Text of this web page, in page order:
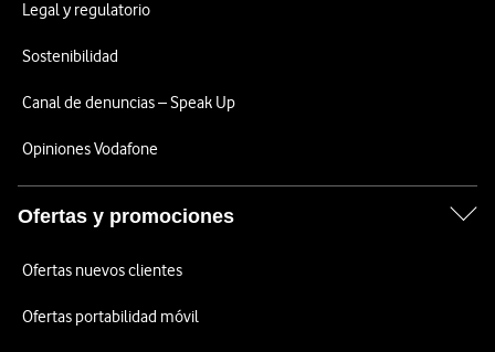
Legal y regulatorio
Sostenibilidad
Canal de denuncias – Speak Up
Opiniones Vodafone
Ofertas y promociones
Ofertas nuevos clientes
Ofertas portabilidad móvil